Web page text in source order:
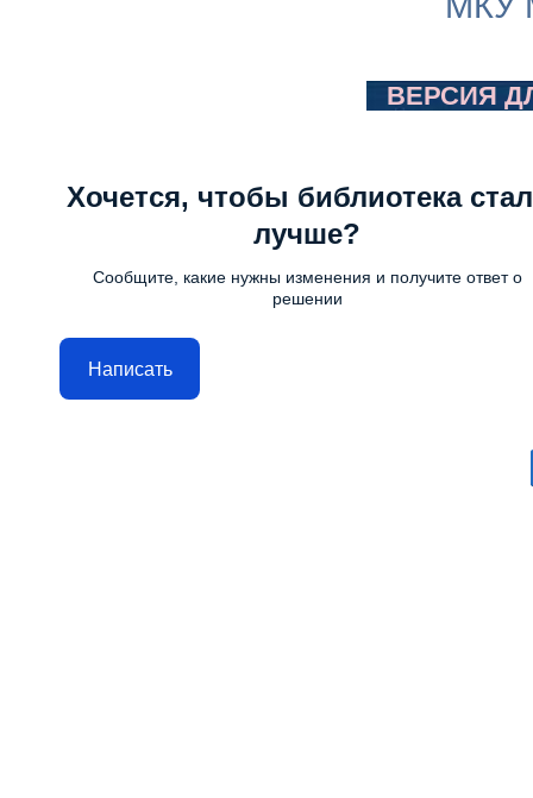
ВЕРСИЯ
Хочется, чтобы библиотека
лучше?
Сообщите, какие нужны изменения и получите ответ о
решении
Написать